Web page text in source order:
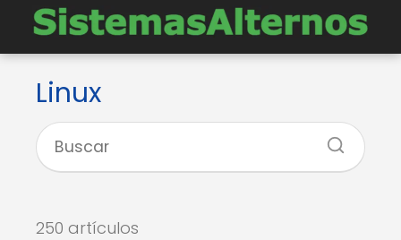
Linux
250 artículos